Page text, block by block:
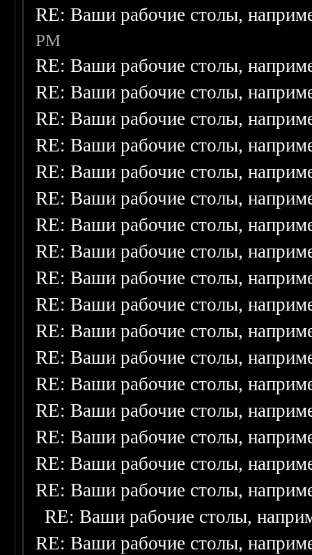
RE: Ваши рабочие столы,
PM
RE: Ваши рабочие столы,
RE: Ваши рабочие столы,
RE: Ваши рабочие столы,
RE: Ваши рабочие столы,
RE: Ваши рабочие столы,
RE: Ваши рабочие столы,
RE: Ваши рабочие столы,
RE: Ваши рабочие столы,
RE: Ваши рабочие столы,
RE: Ваши рабочие столы,
RE: Ваши рабочие столы,
RE: Ваши рабочие столы,
RE: Ваши рабочие столы,
RE: Ваши рабочие столы,
RE: Ваши рабочие столы,
RE: Ваши рабочие столы,
RE: Ваши рабочие столы,
RE: Ваши рабочие столы,
RE: Ваши рабочие столы,